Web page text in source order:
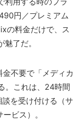
円／プレミアム
の料金だけで、ス
了だ。
不要で「メディカ
。これは、24時間
を受け付ける（サ
ビス）。